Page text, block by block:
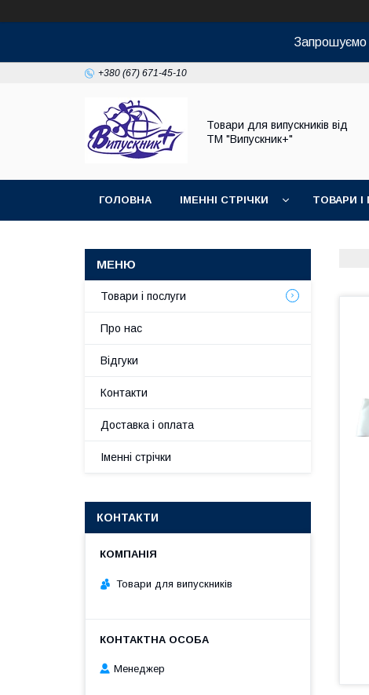
Запрошуємо
+380 (67) 671-45-10
Товари для випускників від
ТМ "Випускник+"
ГОЛОВНА ІМЕННІ СТРІЧКИ ТОВАРИ І
Товари і послуги
Про нас
Відгуки
Контакти
Доставка і оплата
Іменні стрічки
КОНТАКТИ
Товари для випускників
Менеджер